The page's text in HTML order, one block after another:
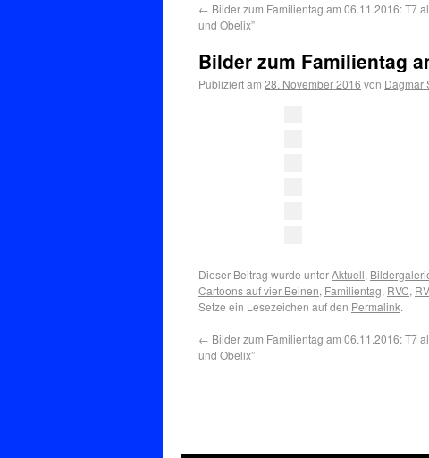
← Bilder zum Familientag am 06.11.2016: T7
und Obelix”
Bilder zum Familientag
Publiziert am 28. November 2016 von Dagmar
Dieser Beitrag wurde unterAktuell,
Cartoons auf vier Beinen, Familientag, RVC,
Setze ein Lesezeichen auf den Permalink.
← Bilder zum Familientag am 06.11.2016: T7
und Obelix”